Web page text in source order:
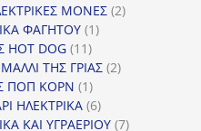
ΜΟΝΕΣ 22
ΦΑΓΗΤΟΥ 11
DOG 1111
προϊόντα
ΤΗΣ ΓΡΙΑΣ 22
ΠΟΠ ΚΟΡΝ 11
προϊόν
ΗΛΕΚΤΡΙΚΑ 66
προϊόντα
ΚΑΙ ΥΓΡΑΕΡΙΟΥ 77